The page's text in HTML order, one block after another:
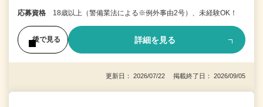
応募資格 18歳以上（警備業法による※例外事由2号）、未経験OK！
後で見る 詳細を見る
更新日： 2026/07/22 掲載終了日： 2026/09/05